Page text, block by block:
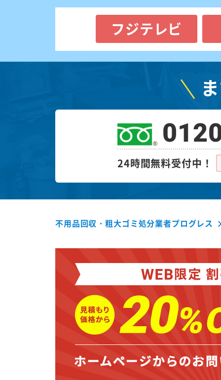
フジテレビ
24時間無料受付中！
不用品回収・粗大ゴミ処分業者プログレス